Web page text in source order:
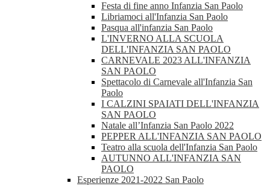
Festa di fine anno Infanzia San Paolo
Libriamoci all'Infanzia San Paolo
Pasqua all'infanzia San Paolo
L'INVERNO ALLA SCUOLA
DELL'INFANZIA SAN PAOLO
CARNEVALE 2023 ALL'INFANZIA
SAN PAOLO
Spettacolo di Carnevale all'Infanzia San
Paolo
I CALZINI SPAIATI DELL'INFANZIA
SAN PAOLO
Natale all’Infanzia San Paolo 2022
PEPPER ALL'INFANZIA SAN PAOLO
Teatro alla scuola dell'Infanzia San Paolo
AUTUNNO ALL'INFANZIA SAN
PAOLO
Esperienze 2021-2022 San Paolo